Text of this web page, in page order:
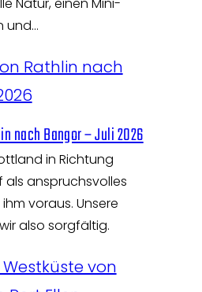
und…
nach Bangor – Juli 2026
in Richtung
als anspruchsvolles
voraus. Unsere
also sorgfältig.